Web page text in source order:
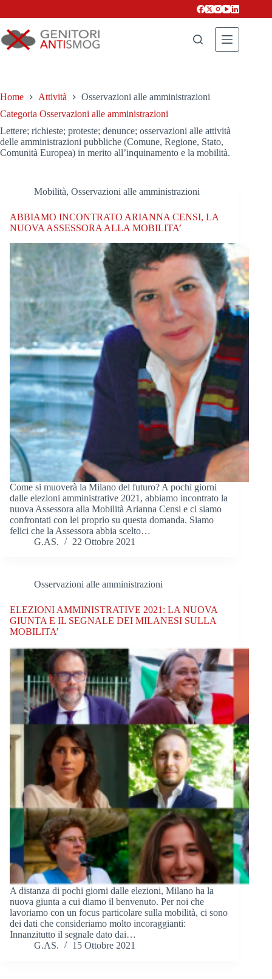
Home Attività
Osservazioni alle amministrazioni
Categoria Osservazioni alle amministrazioni
Lettere; richieste; proteste; denunce; osservazioni alle attività
delle amministrazioni pubbliche (Comune, Regione, Stato,
Comunità Europea) in merito all’inquinamento e la mobilità.
Mobilità, Osservazioni alle amministrazioni
ABBIAMO INCONTRATO ARIANNA CENSI, LA
NUOVA ASSESSORA ALLA MOBILITA’
Come si muoverà la Milano del futuro? A pochi giorni
dalle elezioni amministrative 2021, abbiamo incontrato la
nuova Assessora alla Mobilità Arianna Censi e ci siamo
confrontati con lei proprio su questa domanda. Siamo
felici che la Assessora abbia scelto…
G.AS.
22 Ottobre 2021
Osservazioni alle amministrazioni
ELEZIONI AMMINISTRATIVE 2021: LA NUOVA
GIUNTA E IL SEGNALE DEI MILANESI SULLA
MOBILITA’
A distanza di pochi giorni dalle elezioni, Milano ha la
nuova giunta a cui diamo il benvenuto. Per noi che
lavoriamo con un focus particolare sulla mobilità, ci sono
dei dati che consideriamo molto incoraggianti:
Innanzitutto il segnale dato dai…
G.AS.
15 Ottobre 2021